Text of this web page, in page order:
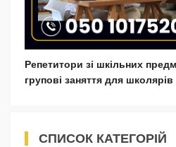
СПИСОК КАТЕГОРІЙ
Репетитори зі шкільних
групові заняття для школярів